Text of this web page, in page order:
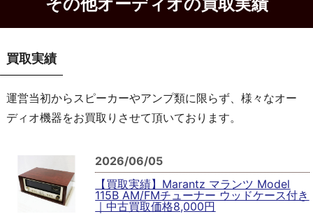
その他オーディオの買取実績
買取実績
運営当初からスピーカーやアンプ類に限らず、様々なオー
ディオ機器をお買取りさせて頂いております。
2026/06/05
【買取実績】Marantz マランツ Model
115B AM/FMチューナー ウッドケース付き
｜中古買取価格8,000円